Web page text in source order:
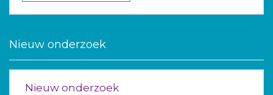
Nieuw onderzoek
Nieuw onderzoek